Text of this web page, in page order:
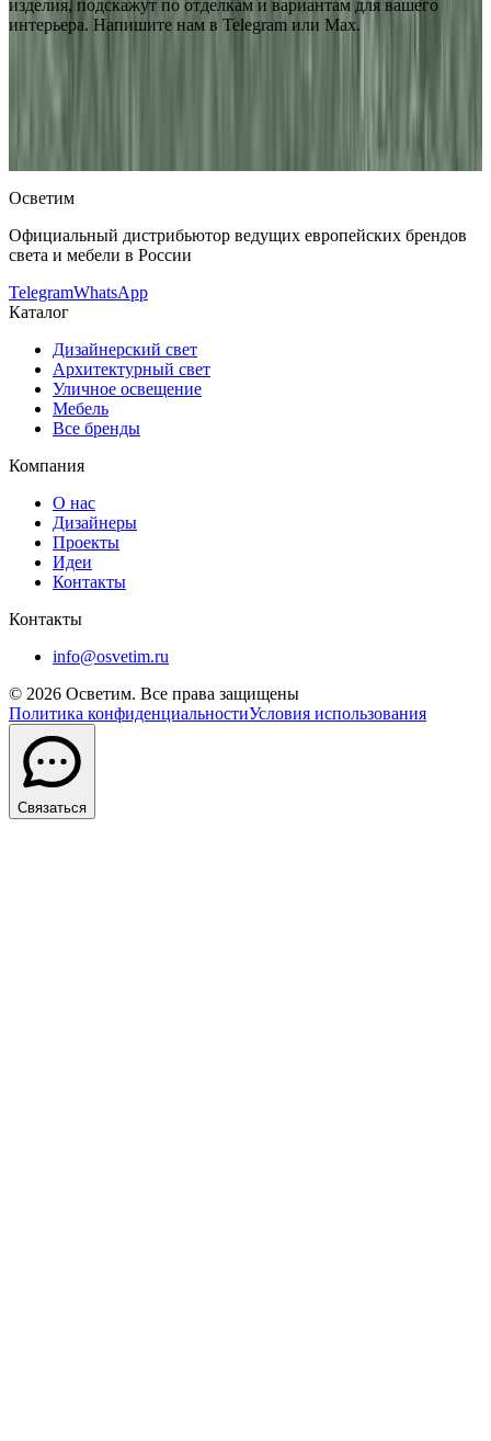
изделия, подскажут по отделкам и вариантам для вашего
интерьера. Напишите нам в Telegram или Max.
Осветим
Официальный дистрибьютор ведущих европейских брендов
света и мебели в России
TelegramWhatsApp
Каталог
Дизайнерский свет
Архитектурный свет
Уличное освещение
Мебель
Все бренды
Компания
О нас
Дизайнеры
Проекты
Идеи
Контакты
Контакты
info@osvetim.ru
© 2026 Осветим. Все права защищены
Политика конфиденциальностиУсловия использования
Связаться